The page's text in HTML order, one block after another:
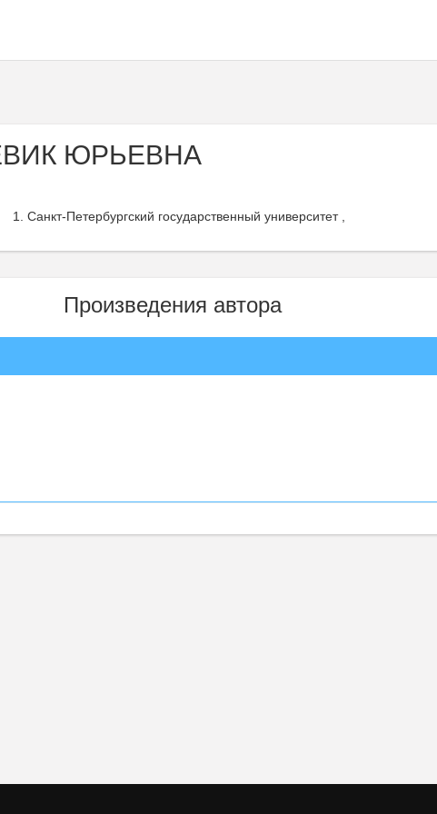
ЮРЬЕВНА
Санкт-Петербургский государственный университет ,
Произведения автора